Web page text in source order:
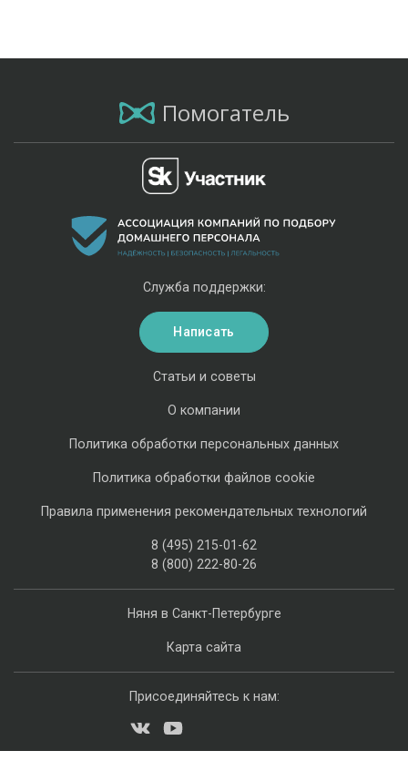
Помогатель
Няня в Санкт-Петербурге
Карта сайта
Статьи и советы
О компании
Политика обработки персональных данных
Политика обработки файлов cookie
Правила применения рекомендательных технологий
8 (495) 215-01-62
8 (800) 222-80-26
Служба поддержки:
Написать
Присоединяйтесь к нам: